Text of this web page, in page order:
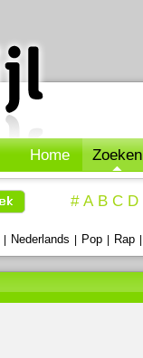
Home Zoeken
# A B C D
Nederlands Pop Rap